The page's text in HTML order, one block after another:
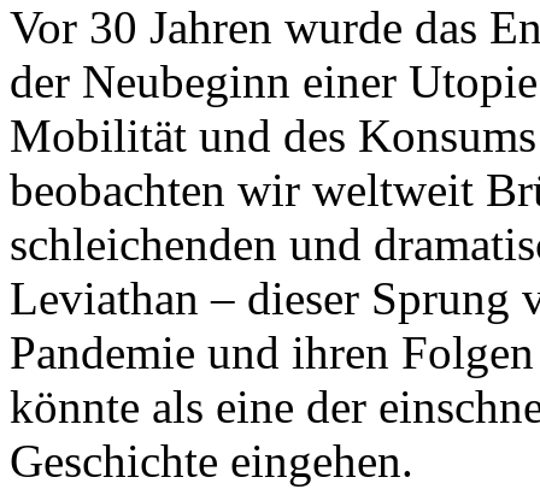
Vor 30 Jahren wurde das
der Neubeginn einer
Mobilität und des
beobachten wir weltweit
schleichenden und
Leviathan – dieser Sprung
Pandemie und ihren
könnte als eine der
Geschichte eingehen.